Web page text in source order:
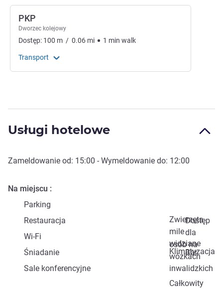
PKP
Dworzec kolejowy
Dostęp: 100 m / 0.06 mi 1 min walk
Transport
Usługi hotelowe
Zameldowanie od: 15:00 - Wymeldowanie do: 12:00
Na miejscu
Parking
Zwierzęta
mile
widziane
Restauracja
Dostęp
dla
osób na
wózkach
inwalidzkich
Wi-Fi
Klimatyzacja
Śniadanie
Bar
Sale konferencyjne
Całkowity